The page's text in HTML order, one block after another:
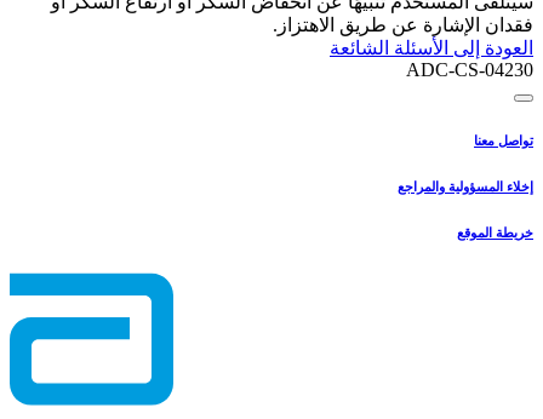
فقدان الإشارة عن طريق الاهتزاز.
العودة إلى الأسئلة الشائعة
ADC-CS-04230
تواصل معنا
إخلاء المسؤولية والمراجع
خريطة الموقع